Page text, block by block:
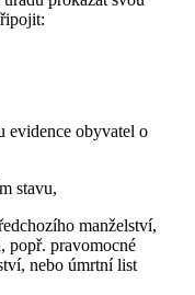
evidence obyvatel o
stavu,
manželství,
popř. pravomocné
nebo úmrtní list